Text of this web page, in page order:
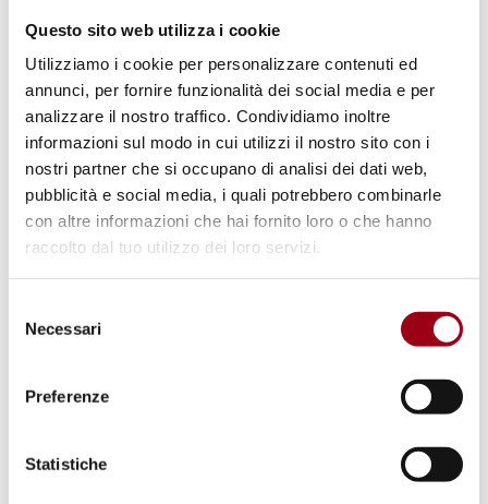
Questo sito web utilizza i cookie
Utilizziamo i cookie per personalizzare contenuti ed
annunci, per fornire funzionalità dei social media e per
analizzare il nostro traffico. Condividiamo inoltre
informazioni sul modo in cui utilizzi il nostro sito con i
nostri partner che si occupano di analisi dei dati web,
pubblicità e social media, i quali potrebbero combinarle
con altre informazioni che hai fornito loro o che hanno
raccolto dal tuo utilizzo dei loro servizi.
delNecessari
Preferenze
Statistiche
Il Contributo italiano alle missioni
di «peacekeeping» e altre missioni
militari nel 2025
10.12.2025